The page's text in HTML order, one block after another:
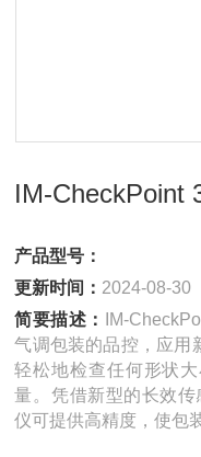
IM-CheckPoint
产品型号：
更新时间： 2024-08-30
简要描述：
IM-
气调包装的品控，应用
轻松地检查任何形状
量。凭借新型的长效
仪可提供高精度，使包装